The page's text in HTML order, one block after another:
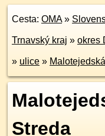
Cesta: OMA»
Trnavský kraj » okres
» ulice » Malotejedská
Streda